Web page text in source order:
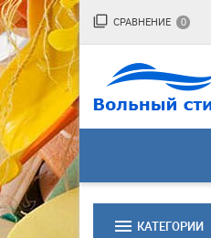
filter_none СРАВНЕНИЕ 0
menu КАТЕГОРИИ